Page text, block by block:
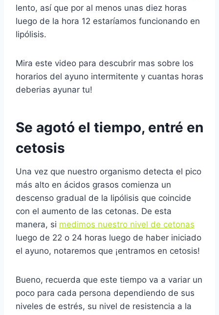
lento, así que por al menos unas diez horas
luego de la hora 12 estaríamos funcionando en
lipólisis.
Mira este video para descubrir mas sobre los
horarios del ayuno intermitente y cuantas horas
deberias ayunar tu!
Se agotó el tiempo, entré en
cetosis
Una vez que nuestro organismo detecta el pico
más alto en ácidos grasos comienza un
descenso gradual de la lipólisis que coincide
con el aumento de las cetonas. De esta
manera, si medimos nuestro nivel de cetonas
luego de 22 o 24 horas luego de haber iniciado
el ayuno, notaremos que ¡entramos en cetosis!
Bueno, recuerda que este tiempo va a variar un
poco para cada persona dependiendo de sus
niveles de estrés, su nivel de resistencia a la